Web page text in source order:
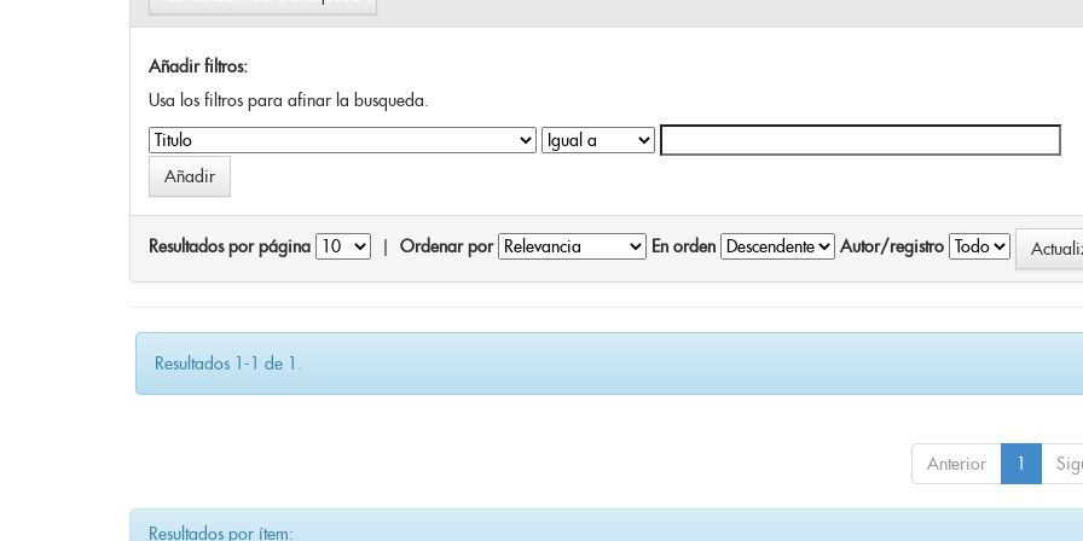
Añadir filtros:
Usa los filtros para afinar la busqueda.
Resultados por página Ordenar por En orden Autor/registro
Resultados 1-1 de 1.
Anterior 1
Resultados por ítem: